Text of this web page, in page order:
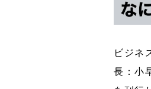
ビジネ
長：小